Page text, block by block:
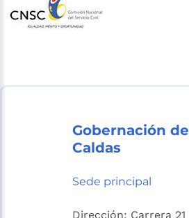
Gobernación de
Caldas
Sede principal
Dirección: Carrera 21